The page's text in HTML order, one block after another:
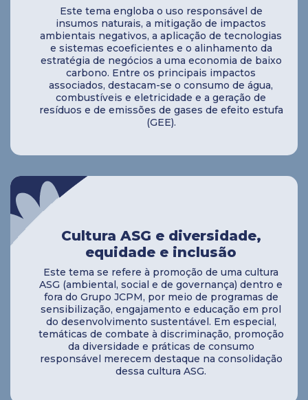
Este tema engloba o uso responsável de
insumos naturais, a mitigação de impactos
ambientais negativos, a aplicação de tecnologias
e sistemas ecoeficientes e o alinhamento da
estratégia de negócios a uma economia de baixo
carbono. Entre os principais impactos
associados, destacam-se o consumo de água,
combustíveis e eletricidade e a geração de
resíduos e de emissões de gases de efeito estufa
(GEE).
Cultura ASG e diversidade,
equidade e inclusão
Este tema se refere à promoção de uma cultura
ASG (ambiental, social e de governança) dentro e
fora do Grupo JCPM, por meio de programas de
sensibilização, engajamento e educação em prol
do desenvolvimento sustentável. Em especial,
temáticas de combate à discriminação, promoção
da diversidade e práticas de consumo
responsável merecem destaque na consolidação
dessa cultura ASG.